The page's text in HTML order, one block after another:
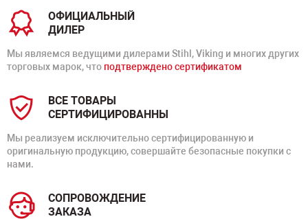
ОФИЦИАЛЬНЫЙ
ДИЛЕР
Мы являемся ведущими дилерами Stihl, Viking и многих других
торговых марок, что подтверждено сертификатом
ВСЕ ТОВАРЫ
СЕРТИФИЦИРОВАННЫ
Мы реализуем исключительно сертифицированную и
оригинальную продукцию, совершайте безопасные покупки с
нами.
СОПРОВОЖДЕНИЕ
ЗАКАЗА